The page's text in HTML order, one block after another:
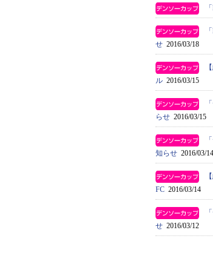
せ 2016/03/18
ル 2016/03/15
らせ 2016/03/15
知らせ 2016/03/14
FC 2016/03/14
せ 2016/03/12